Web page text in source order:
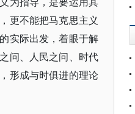
更不能把马克思主义
实际出发，着眼于解
问、人民之问、时代
形成与时俱进的理论